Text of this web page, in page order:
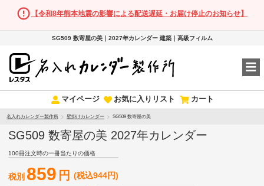
【令和8年熊本地震の影響による配送遅延・お届け停止のお知らせ】
SG509 数寄屋の美｜2027年カレンダー 建築｜高級フィルム
マイページ お気に入りリスト カート
名入れカレンダー製作所 壁掛けカレンダー SG509 数寄屋の美
SG509 数寄屋の美 2027年カレンダー
100冊注文時の一冊当たりの価格
税別 859 円 (税込944円)